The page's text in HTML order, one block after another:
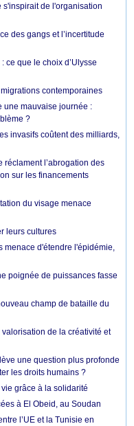
s'inspirait de l'organisation
des gangs et l’incertitude
ce que le choix d’Ulysse
contemporaines
une mauvaise journée :
?
invasifs coûtent des milliards,
réclament l’abrogation des
sur les financements
du visage menace
leurs cultures
menace d'étendre l'épidémie,
poignée de puissances fasse
champ de bataille du
de la créativité et
une question plus profonde
les droits humains ?
grâce à la solidarité
à El Obeid, au Soudan
l’UE et la Tunisie en